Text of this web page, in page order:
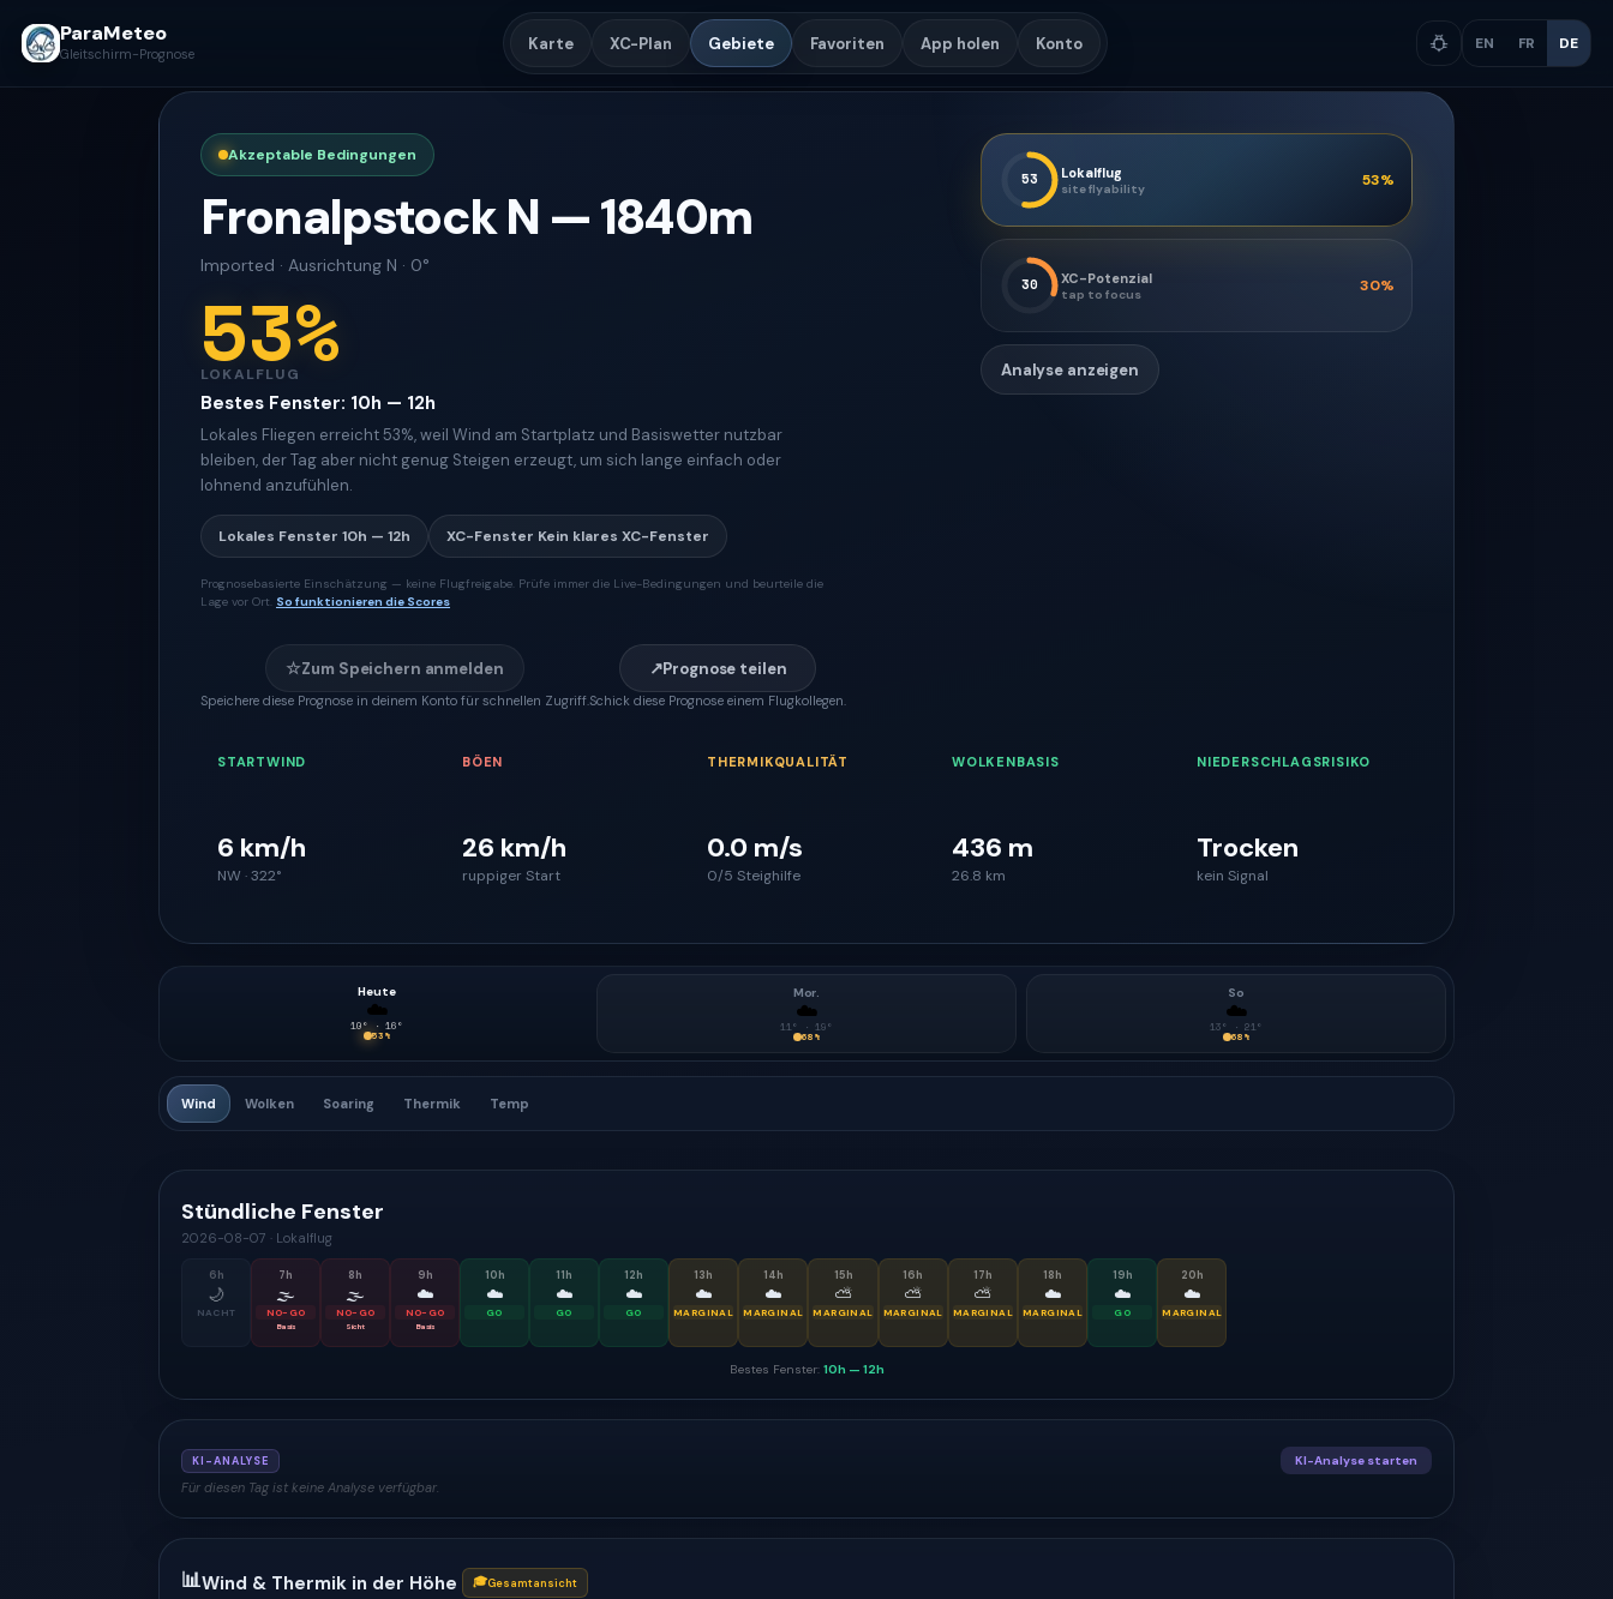
ParaMeteo
Gleitschirm-Prognose
Karte XC-Plan Gebiete Favoriten App holen Konto EN FR DE
Akzeptable Bedingungen
Fronalpstock N —1840m
Imported · Ausrichtung N · 0°
53%
LOKALFLUG
Bestes Fenster: 10h — 12h
Lokales Fliegen erreicht 53%, weil Wind am Startplatz und Basiswetter nutzbar
bleiben, der Tag aber nicht genug Steigen erzeugt, um sich lange einfach oder
lohnend anzufühlen.
Lokales Fenster 10h — 12h XC-Fenster Kein klares XC-Fenster
Prognosebasierte Einschätzung — keine Flugfreigabe. Prüfe immer die Live-Bedingungen und beurteile die
Lage vor Ort. So funktionieren die Scores
☆Zum Speichern anmelden
Speichere diese Prognose in deinem Konto für schnellen Zugriff.
↗Prognose teilen
Schick diese Prognose einem Flugkollegen.
53 Lokalflug
site flyability 53%
30 XC-Potenzial
tap to focus 30%
Analyse anzeigen
STARTWIND
6 km/h
NW · 322°
BÖEN
26 km/h
ruppiger Start
THERMIKQUALITÄT
0.0 m/s
0/5 Steighilfe
WOLKENBASIS
436 m
26.8 km
NIEDERSCHLAGSRISIKO
Trocken
kein Signal
Heute
☁️
10° ·16°
53%
Mor.
☁️
11° · 19°
68%
So
☁️
13° ·21°
68%
Wind Wolken Soaring Thermik Temp
Stündliche Fenster
2026-08-07 · Lokalflug
6h
🌙
NACHT
7h
🌫
NO-GO
Basis
8h
🌫
NO-GO
Sicht
9h
☁️
NO-GO
Basis
10h
☁️
GO
11h
☁️
GO
12h
☁️
GO
13h
☁️
MARGINAL
14h
☁️
MARGINAL
15h
⛅
MARGINAL
16h
⛅
MARGINAL
17h
⛅
MARGINAL
18h
☁️
MARGINAL
19h
☁️
GO
20h
☁️
MARGINAL
Bestes Fenster: 10h — 12h
KI-ANALYSE KI-Analyse starten
Für diesen Tag ist keine Analyse verfügbar.
📊Wind & Thermik in der Höhe 🎓Gesamtansicht